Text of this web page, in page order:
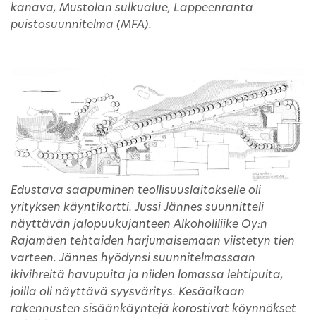
kanava, Mustolan sulkualue, Lappeenranta
puistosuunnitelma (MFA).
Edustava saapuminen teollisuuslaitokselle oli
yrityksen käyntikortti. Jussi Jännes suunnitteli
näyttävän jalopuukujanteen Alkoholiliike Oy:n
Rajamäen tehtaiden harjumaisemaan viistetyn tien
varteen. Jännes hyödynsi suunnitelmassaan
ikivihreitä havupuita ja niiden lomassa lehtipuita,
joilla oli näyttävä syysväritys. Kesäaikaan
rakennusten sisäänkäyntejä korostivat köynnökset